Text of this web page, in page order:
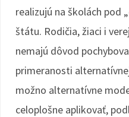
realizujú na školách pod
štátu. Rodičia, žiaci i
nemajú dôvod
primeranosti
možno alternatívne
celoplošne aplikovať,